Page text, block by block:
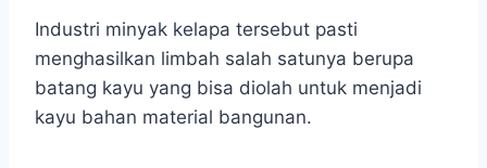
Industri minyak kelapa tersebut pasti
menghasilkan limbah salah satunya berupa
batang kayu yang bisa diolah untuk menjadi
kayu bahan material bangunan.